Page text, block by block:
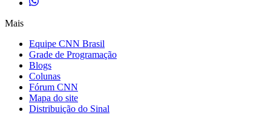
Mais
Equipe CNN Brasil
Grade de Programação
Blogs
Colunas
Fórum CNN
Mapa do site
Distribuição do Sinal